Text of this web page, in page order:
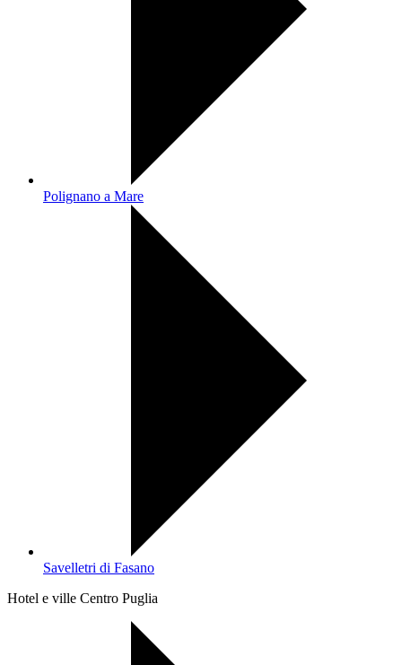
Polignano a Mare
Savelletri di Fasano
Hotel e ville Centro Puglia